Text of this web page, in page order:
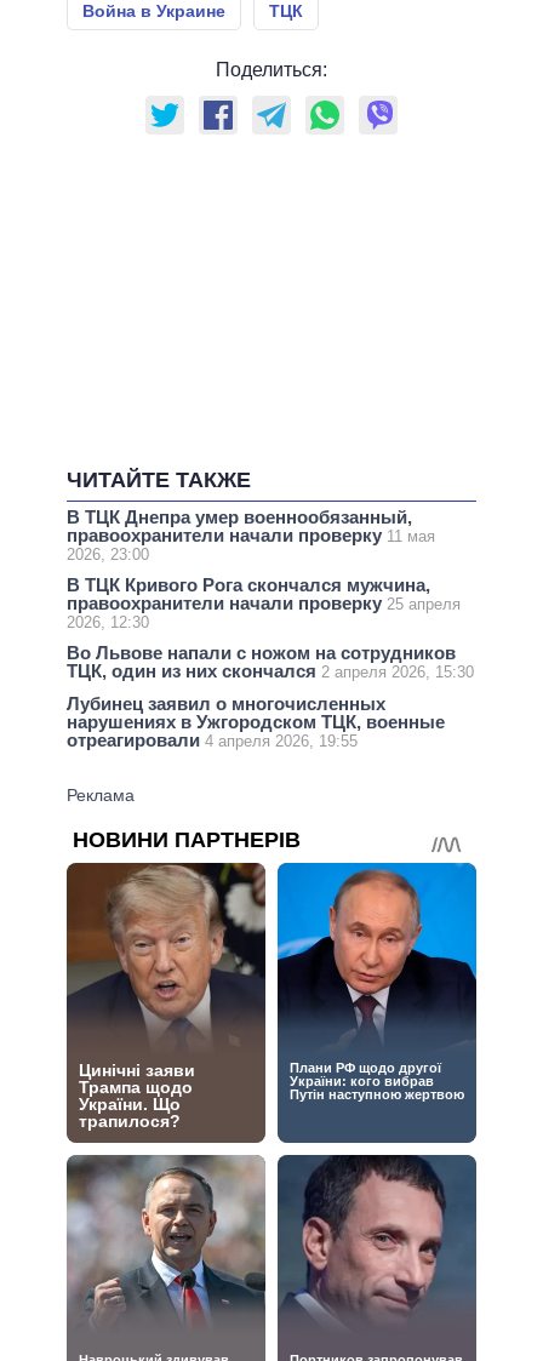
Война в Украине ТЦК
Поделиться:
ЧИТАЙТЕ ТАКЖЕ
В ТЦК Днепра умер военнообязанный,
правоохранители начали проверку 11 мая
2026, 23:00
В ТЦК Кривого Рога скончался мужчина,
правоохранители начали проверку 25 апреля
2026, 12:30
Во Львове напали с ножом на сотрудников
ТЦК, один из них скончался 2 апреля 2026, 15:30
Лубинец заявил о многочисленных
нарушениях в Ужгородском ТЦК, военные
отреагировали 4 апреля 2026, 19:55